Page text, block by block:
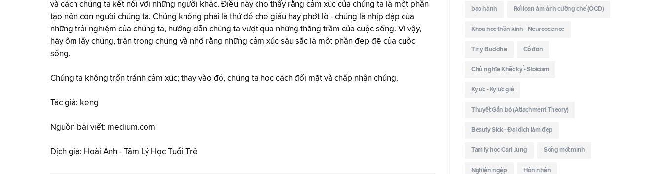
và cách chúng ta kết nối với những người khác. Điều này cho thấy rằng cảm xúc của chúng ta là một phần
tạo nên con người chúng ta. Chúng không phải là thứ để che giấu hay phớt lờ - chúng là nhịp đập của
những trải nghiệm của chúng ta, hướng dẫn chúng ta vượt qua những thăng trầm của cuộc sống. Vì vậy,
hãy ôm lấy chúng, trân trọng chúng và nhớ rằng những cảm xúc sâu sắc là một phần đẹp đẽ của cuộc
sống.
Chúng ta không trốn tránh cảm xúc; thay vào đó, chúng ta học cách đối mặt và chấp nhận chúng.
Tác giả: keng
Nguồn bài viết: medium.com
Dịch giả: Hoài Anh - Tâm Lý Học Tuổi Trẻ
bạo hành Rối loạn ám ảnh cưỡng chế (OCD)
Khoa học thần kinh - Neuroscience
Tiny Buddha Cô đơn
Chủ nghĩa Khắc kỷ - Stoicism
Ký ức - Ký ức giả
Thuyết Gắn bó (Attachment Theory)
Beauty Sick - Đại dịch làm đẹp
Tâm lý học Carl Jung Sống một mình
Nghiện ngập Hôn nhân